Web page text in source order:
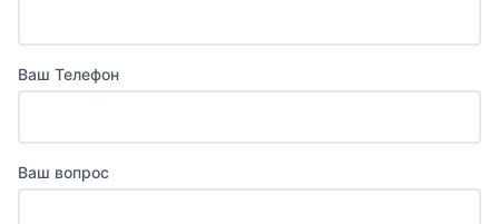
Ваш Телефон
Ваш вопрос